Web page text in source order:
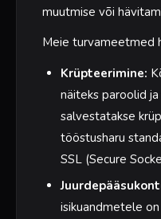
muutmise või
Meie turvameetmed
Krüpteerimine:
näiteks paroolid
salvestatakse
tööstusharu
SSL (Secure
isikuandmetele